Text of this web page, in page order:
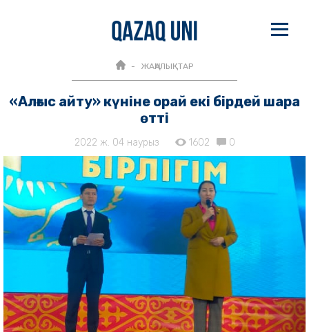
ЖАҢАЛЫҚТАР
«Алғыс айту» күніне орай екі бірдей шара
өтті
2022 ж. 04 наурыз 1602 0